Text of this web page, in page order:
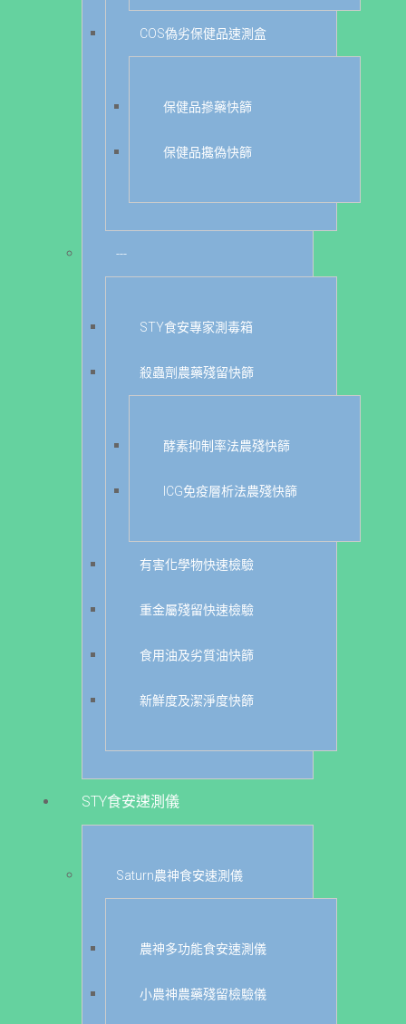
COS偽劣保健品速測盒
保健品摻藥快篩
保健品攙偽快篩
---
STY食安專家測毒箱
殺蟲劑農藥殘留快篩
酵素抑制率法農殘快篩
ICG免疫層析法農殘快篩
有害化學物快速檢驗
重金屬殘留快速檢驗
食用油及劣質油快篩
新鮮度及潔淨度快篩
STY食安速測儀
Saturn農神食安速測儀
農神多功能食安速測儀
小農神農藥殘留檢驗儀